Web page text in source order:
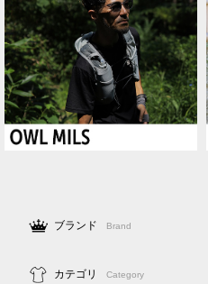
ブランド Brand
カテゴリ Category